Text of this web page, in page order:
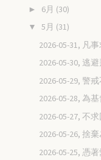
► 6月 (30)
▼ 5月 (31)
2026-05-31, 凡
2026-05-30, 逃
2026-05-29, 警
2026-05-28, 為
2026-05-27, 不
2026-05-26, 捨
2026-05-25, 憑